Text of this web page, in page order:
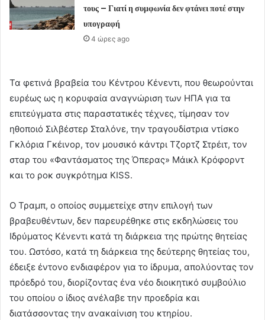
τους – Γιατί η συμφωνία δεν φτάνει ποτέ στην
υπογραφή
4 ώρες ago
Τα φετινά βραβεία του Κέντρου Κένεντι, που θεωρούνται
ευρέως ως η κορυφαία αναγνώριση των ΗΠΑ για τα
επιτεύγματα στις παραστατικές τέχνες, τίμησαν τον
ηθοποιό Σιλβέστερ Σταλόνε, την τραγουδίστρια ντίσκο
Γκλόρια Γκέινορ, τον μουσικό κάντρι Τζορτζ Στρέιτ, τον
σταρ του «Φαντάσματος της Όπερας» Μάικλ Κρόφορντ
και το ροκ συγκρότημα KISS.
Ο Τραμπ, ο οποίος συμμετείχε στην επιλογή των
βραβευθέντων, δεν παρευρέθηκε στις εκδηλώσεις του
Ιδρύματος Κένεντι κατά τη διάρκεια της πρώτης θητείας
του. Ωστόσο, κατά τη διάρκεια της δεύτερης θητείας του,
έδειξε έντονο ενδιαφέρον για το ίδρυμα, απολύοντας τον
πρόεδρό του, διορίζοντας ένα νέο διοικητικό συμβούλιο
του οποίου ο ίδιος ανέλαβε την προεδρία και
διατάσσοντας την ανακαίνιση του κτηρίου.